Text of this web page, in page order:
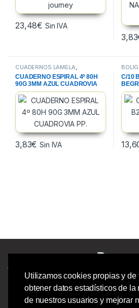
Utilizamos cookies propias y de
obtener datos estadísticos de la
de nuestros usuarios y mejorar
23,48€ Sin IVA
3,83
CUADERNOS LAMELA,
CUADERNOS, BLOCS Y PAPEL
PAPELERIA
CUADERNO ESPIRAL 4º 80H
90G 3MM AZUL CUADROVIA
PP.
3,83€ Sin IVA
C/10
¿Tienes preguntas?
986244723 |
Calle Barcelona